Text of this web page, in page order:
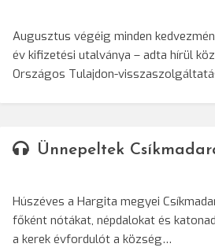
Augusztus végéig minden
év kifizetési utalványa – adta hírül
Országos Tulajdon-
Ünnepeltek
Húszéves a Hargita megyei
főként nótákat, népdalokat és
a kerek évfordulót a község…